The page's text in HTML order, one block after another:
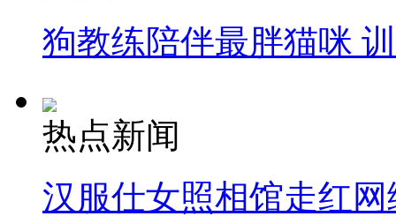
狗教练陪伴最胖猫咪
热点新闻
汉服仕女照相馆走红网